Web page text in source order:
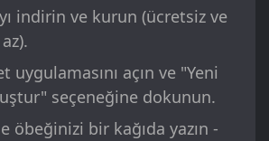
indirin ve kurun (ücretsiz ve
uygulamasını açın ve "Yeni
seçeneğine dokunun.
öbeğinizi bir kağıda yazın -